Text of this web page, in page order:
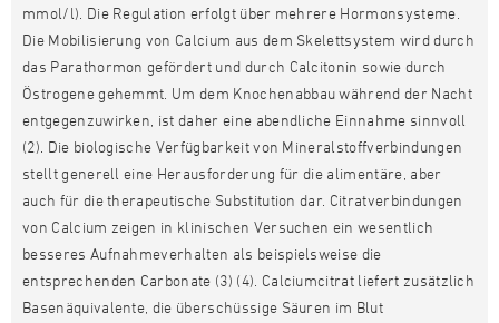
mmol/l). Die Regulation erfolgt über mehrere Hormonsysteme.
Die Mobilisierung von Calcium aus dem Skelettsystem wird durch
das Parathormon gefördert und durch Calcitonin sowie durch
Östrogene gehemmt. Um dem Knochenabbau während der Nacht
entgegenzuwirken, ist daher eine abendliche Einnahme sinnvoll
(2). Die biologische Verfügbarkeit von Mineralstoffverbindungen
stellt generell eine Herausforderung für die alimentäre, aber
auch für die therapeutische Substitution dar. Citratverbindungen
von Calcium zeigen in klinischen Versuchen ein wesentlich
besseres Aufnahmeverhalten als beispielsweise die
entsprechenden Carbonate (3) (4). Calciumcitrat liefert zusätzlich
Basenäquivalente, die überschüssige Säuren im Blut